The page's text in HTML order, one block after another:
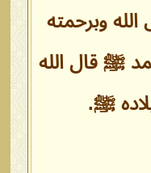
وبرحمته
ﷺ قال الله
ﷺ.